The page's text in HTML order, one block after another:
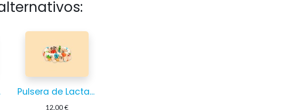
Pulsera de Lactancia Dibus
12,00€